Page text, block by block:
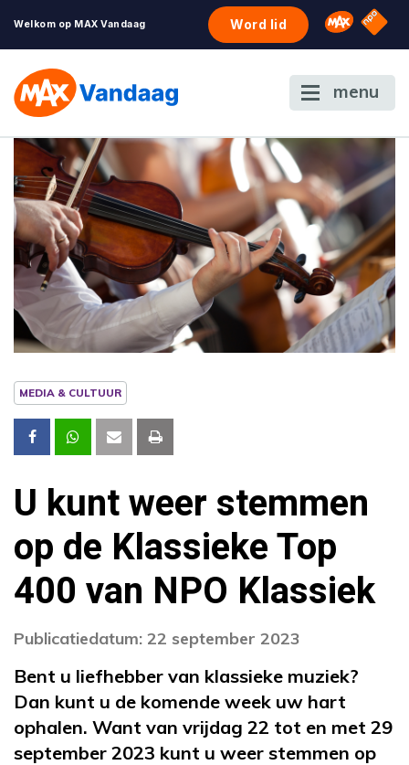
Welkom op MAX Vandaag Word lid Omroep
NPO
menu
MEDIA & CULTUUR
U kunt weer stemmen
op de Klassieke Top
400 van NPO Klassiek
Publicatiedatum: 22 september 2023
Bent u liefhebber van klassieke muziek?
Dan kunt u de komende week uw hart
ophalen. Want van vrijdag 22 tot en met 29
september 2023 kunt u weer stemmen op